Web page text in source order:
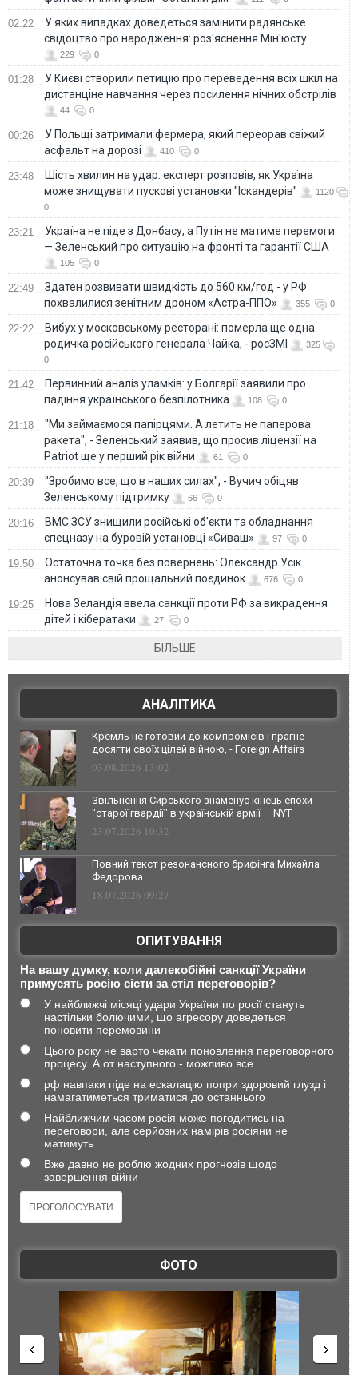
02:22
У яких випадках доведеться замінити радянське
свідоцтво про народження: роз'яснення Мін'юсту
229 0
01:28
У Києві створили петицію про переведення всіх шкіл на
дистанціне навчання через посилення нічних обстрілів
44 0
00:26
У Польщі затримали фермера, який переорав свіжий
асфальт на дорозі
410 0
23:48
Шість хвилин на удар: експерт розповів, як Україна
може знищувати пускові установки "Іскандерів"
1120
0
23:21
Україна не піде з Донбасу, а Путін не матиме перемоги
— Зеленський про ситуацію на фронті та гарантії США
105 0
22:49
Здатен розвивати швидкість до 560 км/год - у РФ
похвалилися зенітним дроном «Астра-ППО»
355 0
22:22
Вибух у московському ресторані: померла ще одна
родичка російського генерала Чайка, - росЗМІ
325
0
21:42
Первинний аналіз уламків: у Болгарії заявили про
падіння українського безпілотника
108 0
21:18
"Ми займаємося папірцями. А летить не паперова
ракета", - Зеленський заявив, що просив ліцензії на
Patriot ще у перший рік війни
61 0
20:39
"Зробимо все, що в наших силах", - Вучич обіцяв
Зеленському підтримку
66 0
20:16
ВМС ЗСУ знищили російські об'єкти та обладнання
спецназу на буровій установці «Сиваш»
97 0
19:50
Остаточна точка без повернень: Олександр Усік
анонсував свій прощальний поєдинок
676 0
19:25
Нова Зеландія ввела санкції проти РФ за викрадення
дітей і кібератаки
27 0
БІЛЬШЕ
АНАЛІТИКА
Кремль не готовий до компромісів і прагне
досягти своїх цілей війною, - Foreign Affairs
03.08.2026 13:02
Звільнення Сирського знаменує кінець епохи
"старої гвардії" в українській армії — NYT
23.07.2026 10:32
Повний текст резонансного брифінга Михайла
Федорова
18.07.2026 09:27
ОПИТУВАННЯ
На вашу думку, коли далекобійні санкції України
примусять росію сісти за стіл переговорів?
У найближчі місяці удари України по росії стануть
настільки болючими, що агресору доведеться
поновити перемовини
Цього року не варто чекати поновлення переговорного
процесу. А от наступного - можливо все
рф навпаки піде на ескалацію попри здоровий глузд і
намагатиметься триматися до останнього
Найближчим часом росія може погодитись на
переговори, але серйозних намірів росіяни не
матимуть
Вже давно не роблю жодних прогнозів щодо
завершення війни
ФОТО